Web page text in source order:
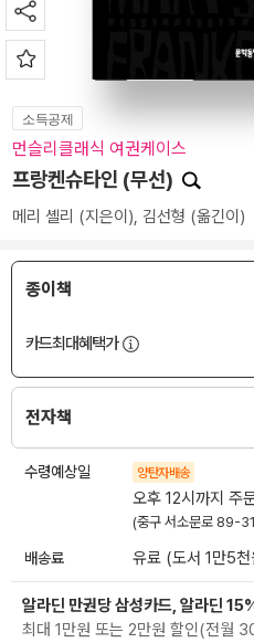
소득공제
먼슬리클래식 여권케이스
프랑켄슈타인 (무선)
메리 셸리 (지은이), 김선형 (옮긴이)
종이책
카드최대혜택가
전자책
수령예상일 양탄자배송
오후 12시까지 주
(중구 서소문로 89-
배송료 유료 (도서 1만5
알라딘 만권당 삼성카드, 알라딘
최대 1만원 또는 2만원 할인(전월